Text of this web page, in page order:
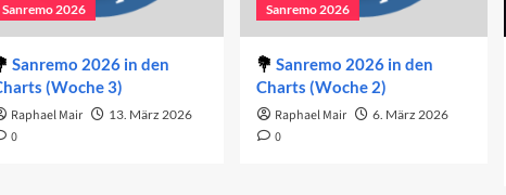
Sanremo 2026
Sanremo 2026 in den
(Woche 3)
Raphael Mair 13. März 2026
0
Sanremo 2026
Sanremo 2026 in den
Charts (Woche 2)
Raphael Mair 6. März 2026
0